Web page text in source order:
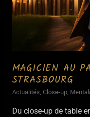
MAGICIEN AU
STRASBOURG
Actualités Close-up,
Du close-up de table